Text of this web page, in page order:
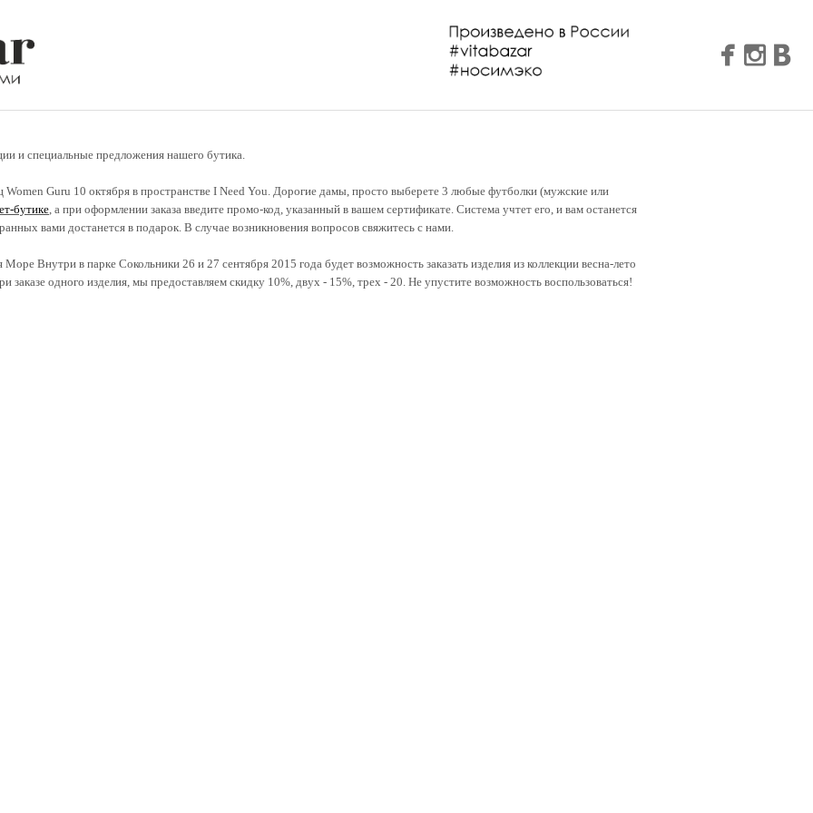
и специальные предложения нашего бутика.
Guru 10 октября в пространстве I Need You. Дорогие дамы, просто выберете 3 любые футболки (мужские или
бутике, а при оформлении заказа введите промо-код, указанный в вашем сертификате. Система учтет его, и вам останется
вами достанется в подарок. В случае возникновения вопросов свяжитесь с нами.
Внутри в парке Сокольники 26 и 27 сентября 2015 года будет возможность заказать изделия из коллекции весна-лето
заказе одного изделия, мы предоставляем скидку 10%, двух - 15%, трех - 20. Не упустите возможность воспользоваться!